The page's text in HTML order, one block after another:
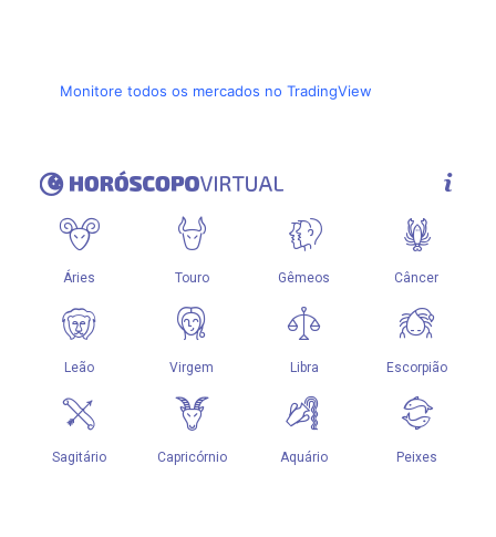
Monitore todos os mercados no TradingView